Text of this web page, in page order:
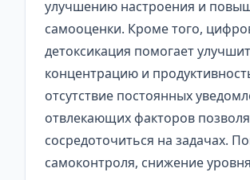
улучшению настроения и
самооценки. Кроме того,
детоксикация помогает
концентрацию и
отсутствие постоянных
отвлекающих факторов
сосредоточиться на задачах.
самоконтроля, снижение